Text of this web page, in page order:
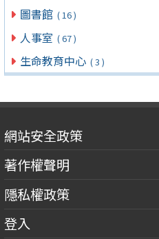
圖書館 ( 16 )
人事室 ( 67 )
生命教育中心 ( 3 )
網站安全政策
著作權聲明
隱私權政策
登入